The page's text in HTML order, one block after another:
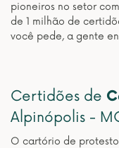
pioneiros no setor
de 1 milhão de
você pede, a gente
Certidões de
Alpinópolis -
O cartório de